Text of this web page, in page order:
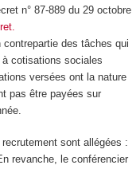
n° 87-889 du 29 octobre
des tâches qui
cotisations sociales
versées ont la nature
pas être payées sur
sont allégées :
revanche, le conférencier